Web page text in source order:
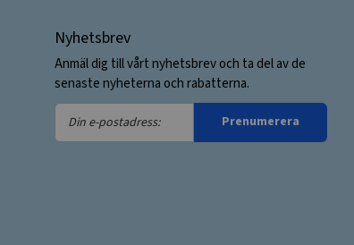
Nyhetsbrev
Anmäl dig till vårt nyhetsbrev och ta del av de
senaste nyheterna och rabatterna.
Din
e-
Prenumerera